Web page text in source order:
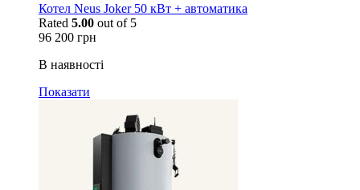
Котел Neus Joker 50 кВт + автоматика
Rated 5.00 out of 5
96 200 грн
В наявності
Показати